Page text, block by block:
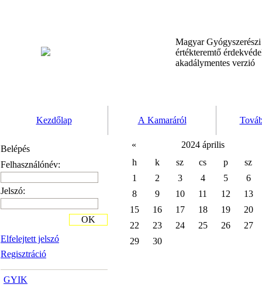
Magyar
értékteremtő
akadálymentes verzió
Kezdőlap A Kamaráról
Belépés
Felhasználónév:
Jelszó:
Elfelejtett jelszó
Regisztráció
OK
GYIK
«
2024 április
h
k sz cs p
sz
1
2 3 4 5
6
8
9 10 11 12
13
15
16 17 18 19
20
22
23 24 25 26
27
29
30